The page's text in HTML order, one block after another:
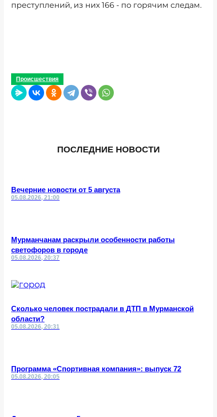
преступлений, из них 166 - по горячим следам.
Происшествия
ПОСЛЕДНИЕ НОВОСТИ
Вечерние новости от 5 августа
05.08.2026, 21:00
Мурманчанам раскрыли особенности работы
светофоров в городе
05.08.2026, 20:37
Сколько человек пострадали в ДТП в Мурманской
области?
05.08.2026, 20:31
Программа «Спортивная компания»: выпуск 72
05.08.2026, 20:05